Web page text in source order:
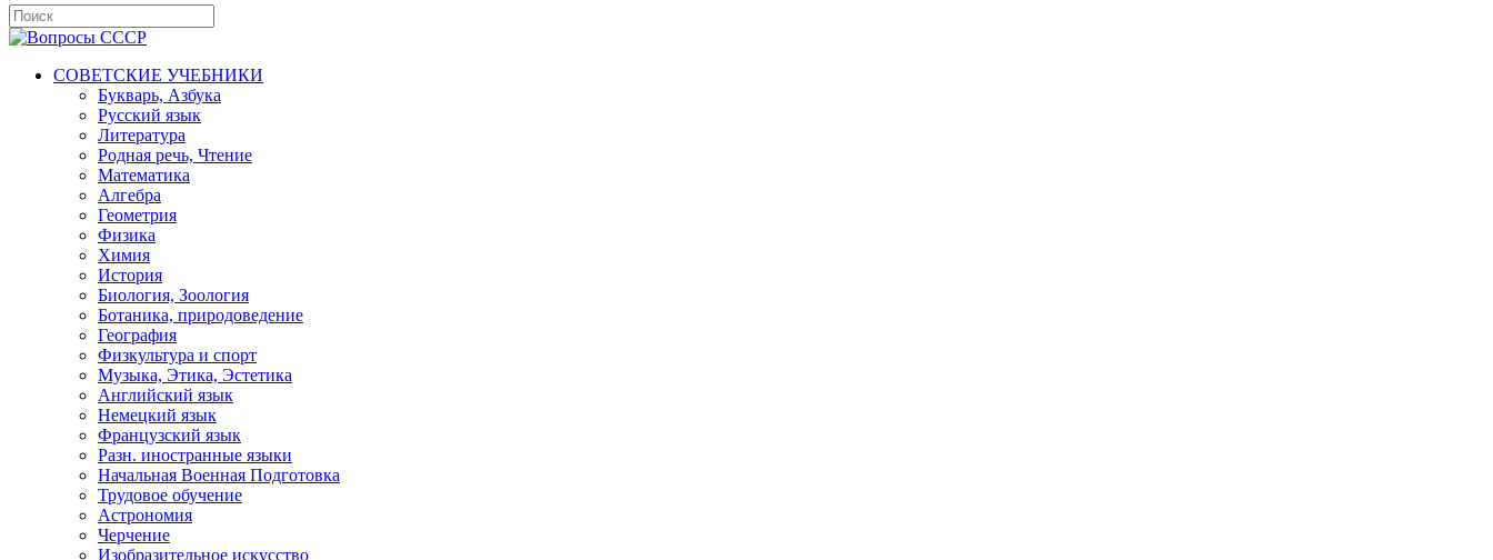
СОВЕТСКИЕ УЧЕБНИКИ
Букварь, Азбука
Русский язык
Литература
Родная речь, Чтение
Математика
Алгебра
Геометрия
Физика
Химия
История
Биология, Зоология
Ботаника, природоведение
География
Физкультура и спорт
Музыка, Этика, Эстетика
Английский язык
Немецкий язык
Французский язык
Разн. иностранные языки
Начальная Военная Подготовка
Трудовое обучение
Астрономия
Черчение
Изобразительное искусство